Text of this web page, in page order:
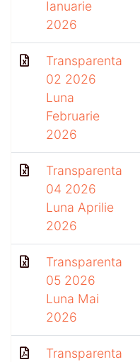
Ianuarie
2026
Transparenta
02 2026
Luna
Februarie
2026
Transparenta
04 2026
Luna Aprilie
2026
Transparenta
05 2026
Luna Mai
2026
Transparenta